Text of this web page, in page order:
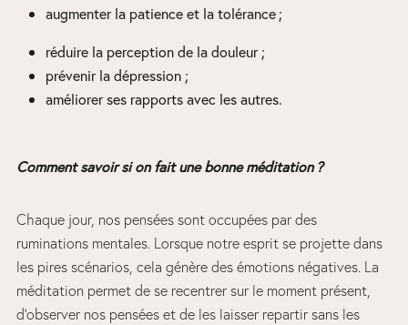
augmenter la patience et la tolérance ;
réduire la perception de la douleur ;
prévenir la dépression ;
améliorer ses rapports avec les autres.
Comment savoir si on fait une bonne méditation ?
Chaque jour, nos pensées sont occupées par des
ruminations mentales. Lorsque notre esprit se projette dans
les pires scénarios, cela génère des émotions négatives. La
méditation permet de se recentrer sur le moment présent,
d’observer nos pensées et de les laisser repartir sans les